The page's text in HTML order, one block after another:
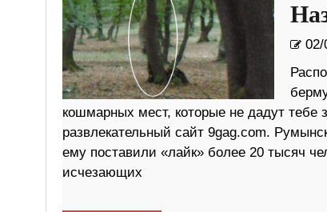
02/
кошмарных мест, которые не дадут тебе
развлекательный сайт 9gag.com.
ему поставили «лайк» более 20 тысяч
исчезающих